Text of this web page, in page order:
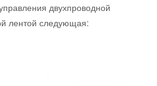
двухпроводной
лентой следующая: